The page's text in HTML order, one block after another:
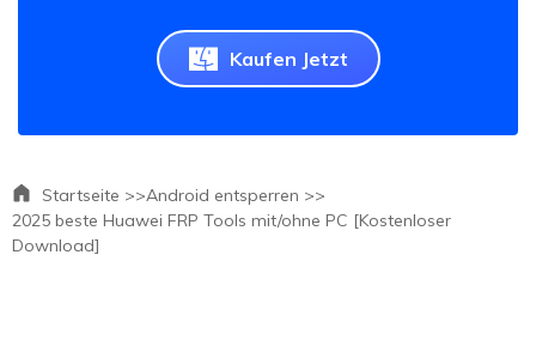
Kaufen Jetzt
Startseite >>Android entsperren >>
2025 beste Huawei FRP Tools mit/ohne PC [Kostenloser
Download]